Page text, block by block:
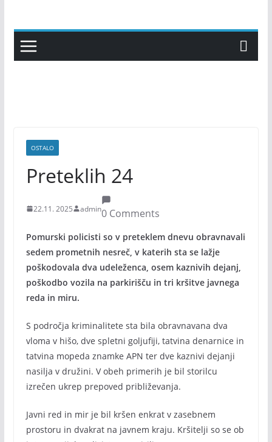
content
OSTALO
Preteklih 24
22.11. 2025 admin0 Comments
Pomurski policisti so v preteklem dnevu obravnavali
sedem prometnih nesreč, v katerih sta se lažje
poškodovala dva udeleženca, osem kaznivih dejanj,
poškodbo vozila na parkirišču in tri kršitve javnega
reda in miru.
S področja kriminalitete sta bila obravnavana dva
vloma v hišo, dve spletni goljufiji, tatvina denarnice in
tatvina mopeda znamke APN ter dve kaznivi dejanji
nasilja v družini. V obeh primerih je bil storilcu
izrečen ukrep prepoved približevanja.
Javni red in mir je bil kršen enkrat v zasebnem
prostoru in dvakrat na javnem kraju. Kršitelji so se ob